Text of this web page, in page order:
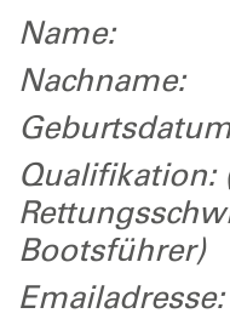
Name:
Nachname:
Qualifikation:
Bootsführer)
Emailadresse: